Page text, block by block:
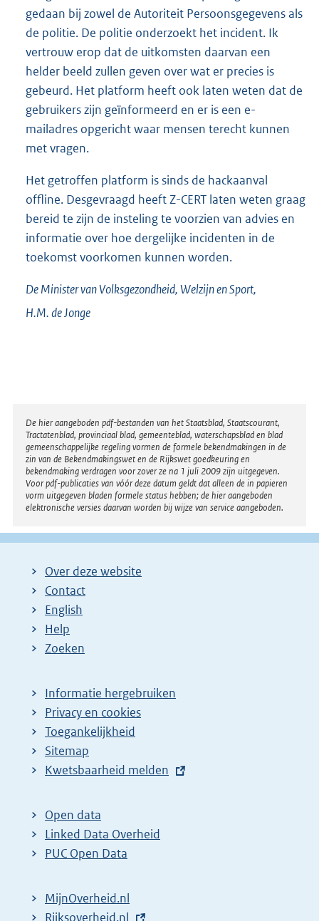
gedaan bij zowel de Autoriteit Persoonsgegevens als
de politie. De politie onderzoekt het incident. Ik
vertrouw erop dat de uitkomsten daarvan een
helder beeld zullen geven over wat er precies is
gebeurd. Het platform heeft ook laten weten dat de
gebruikers zijn geïnformeerd en er is een e-
mailadres opgericht waar mensen terecht kunnen
met vragen.
Het getroffen platform is sinds de hackaanval
offline. Desgevraagd heeft Z-CERT laten weten graag
bereid te zijn de insteling te voorzien van advies en
informatie over hoe dergelijke incidenten in de
toekomst voorkomen kunnen worden.
De Minister van Volksgezondheid, Welzijn en Sport,
H.M. deJonge
Disclaimer
De hier aangeboden pdf-bestanden van het Staatsblad, Staatscourant,
Tractatenblad, provinciaal blad, gemeenteblad, waterschapsblad en blad
gemeenschappelijke regeling vormen de formele bekendmakingen in de
zin van de Bekendmakingswet en de Rijkswet goedkeuring en
bekendmaking verdragen voor zover ze na 1 juli 2009 zijn uitgegeven.
Voor pdf-publicaties van vóór deze datum geldt dat alleen de in papieren
vorm uitgegeven bladen formele status hebben; de hier aangeboden
elektronische versies daarvan worden bij wijze van service aangeboden.
Over deze website
Contact
English
Help
Zoeken
Informatie hergebruiken
Privacy en cookies
Toegankelijkheid
Sitemap
E
t
e
r
l
Kwetsbaarheid melden
Open data
Linked Data Overheid
PUC Open Data
MijnOverheid.nl
E
Rijksoverheid.nl